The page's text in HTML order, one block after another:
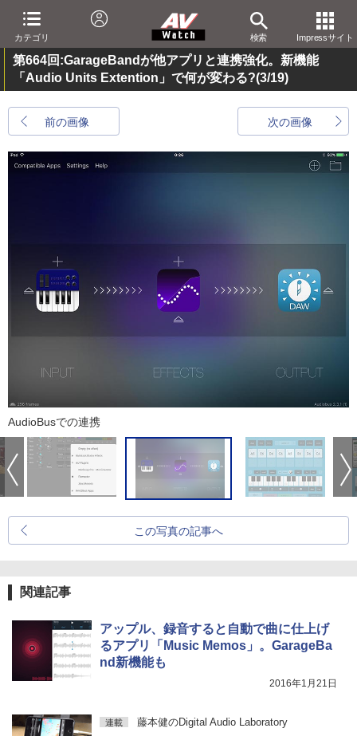
カテゴリ 検索 Impressサイト
第664回:GarageBandが他アプリと連携強化。新機能
「Audio Units Extention」で何が変わる?(3/19)
前の画像 次の画像
AudioBusでの連携
この写真の記事へ
関連記事
アップル、録音すると自動で曲に仕上げ
るアプリ「Music Memos」。GarageBa
nd新機能も
2016年1月21日
連載 藤本健のDigital Audio Laboratory